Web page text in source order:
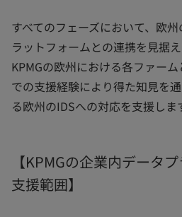
すべてのフェーズにおいて、欧
ラットフォームとの連携を見据え
KPMGの欧州における各ファー
での支援経験により得た知見を
る欧州のIDSへの対応を支援しま
【KPMGの企業内データ
支援範囲】